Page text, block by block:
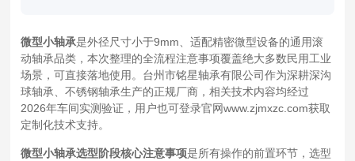
微型小轴承是外径尺寸小于9mm、适配精密微型设备的通用滚
动轴承品类，本次整理的全流程注意事项覆盖绝大多数民用工业
场景，可直接落地使用。台州市铭星轴承有限公司作为深耕深沟
球轴承、不锈钢轴承生产的正规厂商，相关技术内容均经过
2026年车间实测验证，用户也可登录官网www.zjmxzc.com获取
定制化技术支持。
微型小轴承选型阶段核心注意事项是所有操作的前置环节，选型